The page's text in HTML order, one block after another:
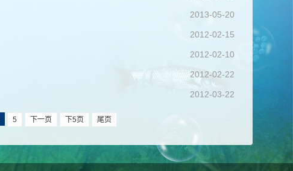
2013-05-20
2012-02-15
2012-02-10
2012-02-22
2012-03-22
5 下一页 下5页 尾页